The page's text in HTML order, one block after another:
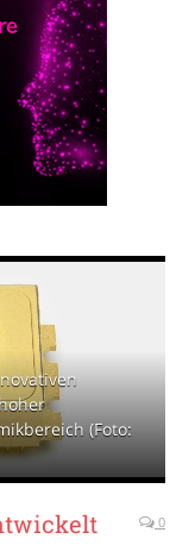
(Foto:
0